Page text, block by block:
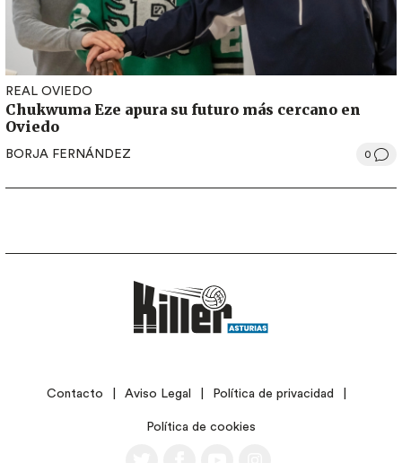
REAL OVIEDO
Chukwuma Eze apura su futuro más cercano en
Oviedo
BORJA FERNÁNDEZ 0
LEGALContacto Aviso Legal Política de privacidad
Política de cookies